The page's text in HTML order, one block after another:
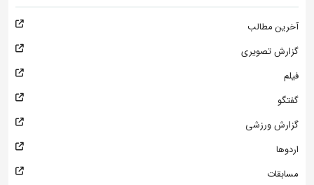
آخرین مطالب
گزارش تصویری
فیلم
گفتگو
گزارش ورزشی
اردوها
مسابقات